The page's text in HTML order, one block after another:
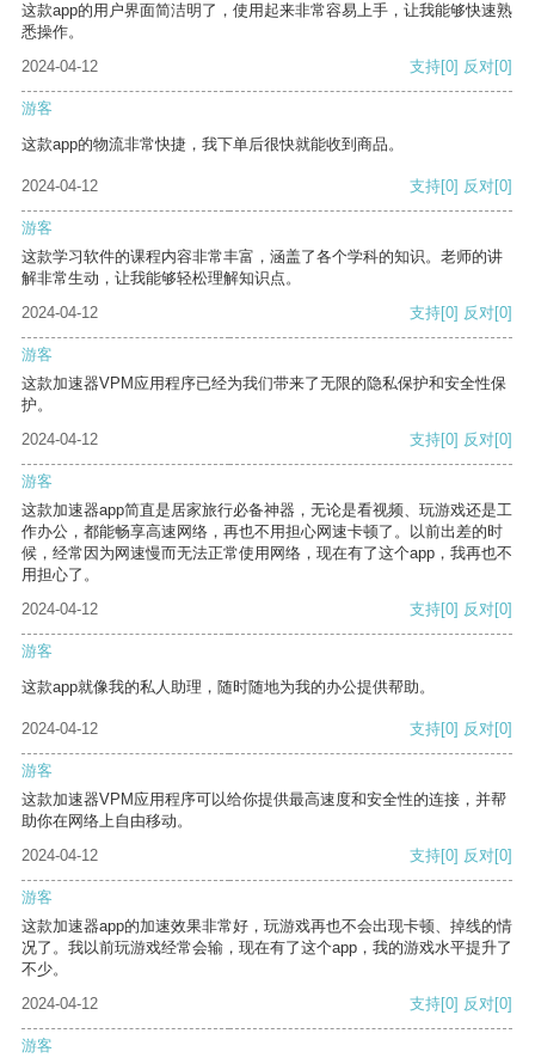
这款app的用户界面简洁明了，使用起来非常容易上手，让我能够快速熟
悉操作。
2024-04-12
支持[0] 反对[0]
游客
这款app的物流非常快捷，我下单后很快就能收到商品。
2024-04-12 支持[0] 反对[0]
游客
这款学习软件的课程内容非常丰富，涵盖了各个学科的知识。老师的讲
解非常生动，让我能够轻松理解知识点。
2024-04-12
支持[0] 反对[0]
游客
这款加速器VPM应用程序已经为我们带来了无限的隐私保护和安全性保
护。
2024-04-12
支持[0] 反对[0]
游客
这款加速器app简直是居家旅行必备神器，无论是看视频、玩游戏还是工
作办公，都能畅享高速网络，再也不用担心网速卡顿了。以前出差的时
候，经常因为网速慢而无法正常使用网络，现在有了这个app，我再也不
用担心了。
2024-04-12
支持[0] 反对[0]
游客
这款app就像我的私人助理，随时随地为我的办公提供帮助。
2024-04-12 支持[0] 反对[0]
游客
这款加速器VPM应用程序可以给你提供最高速度和安全性的连接，并帮
助你在网络上自由移动。
2024-04-12
支持[0] 反对[0]
游客
这款加速器app的加速效果非常好，玩游戏再也不会出现卡顿、掉线的情
况了。我以前玩游戏经常会输，现在有了这个app，我的游戏水平提升了
不少。
2024-04-12
支持[0] 反对[0]
游客